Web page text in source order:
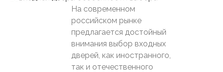
На современном
российском рынке
предлагается достойный
внимания выбор входных
дверей, как иностранного,
так и отечественного